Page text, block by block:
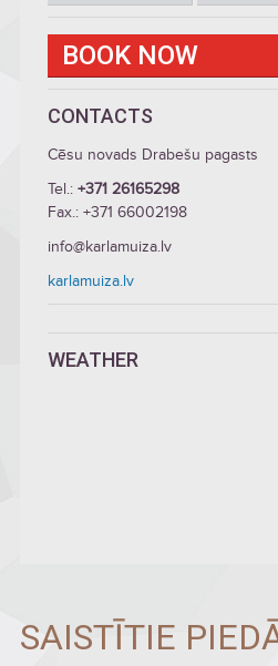
BOOK NOW
CONTACTS
Cēsu novads Drabešu pagasts
Tel.: +371 26165298
Fax.: +371 66002198
info@karlamuiza.lv
karlamuiza.lv
WEATHER
SAISTĪTIE